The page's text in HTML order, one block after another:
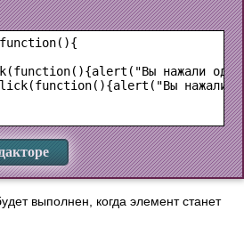
нажали
нажали
выполнен, когда элемент станет